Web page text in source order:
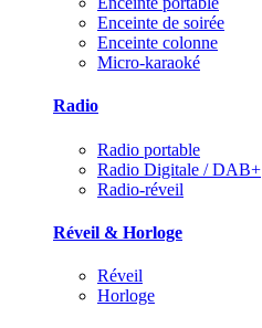
Enceinte de soirée
Enceinte colonne
Micro-karaoké
Radio
Radio portable
Radio Digitale / DAB+
Radio-réveil
Réveil & Horloge
Réveil
Horloge